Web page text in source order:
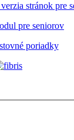
stránok pre
poriadky